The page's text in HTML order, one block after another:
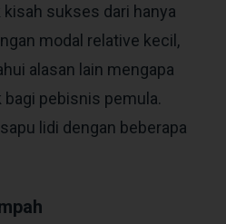
kisah sukses dari hanya
modal relative kecil,
alasan lain mengapa
pebisnis pemula.
lidi dengan beberapa